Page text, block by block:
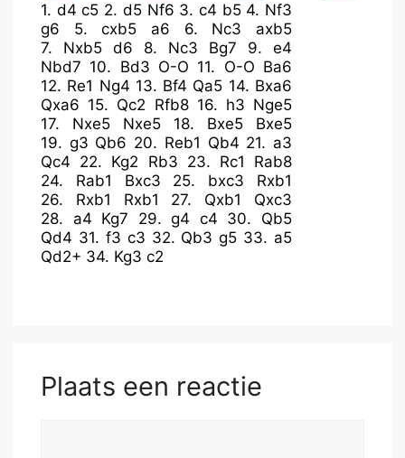
1. d4 c5 2. d5 Nf6 3. c4 b5 4. Nf3
g6
5.cxb5 a6 6. Nc3
axb5
7. Nxb5 d6 8. Nc3 Bg7 9. e4
Nbd7 10. Bd3 O-O 11. O-O Ba6
12. Re1 Ng4 13. Bf4 Qa5 14. Bxa6
Qxa6 15. Qc2 Rfb8 16. h3 Nge5
17. Nxe5 Nxe5 18. Bxe5
Bxe5
19. g3 Qb6 20. Reb1 Qb4 21. a3
Qc4 22. Kg2 Rb3 23. Rc1
Rab8
24. Rab1 Bxc3 25. bxc3
Rxb1
26. Rxb1 Rxb1 27. Qxb1
Qxc3
28. a4 Kg7 29.g4 c4 30. Qb5
Qd4 31. f3 c3 32. Qb3 g5 33. a5
Qd2+ 34. Kg3 c2
Plaats een reactie